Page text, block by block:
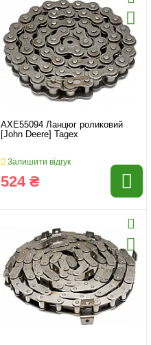
AXE55094 Ланцюг роликовий
[John Deere] Tagex
Залишити відгук
524 ₴